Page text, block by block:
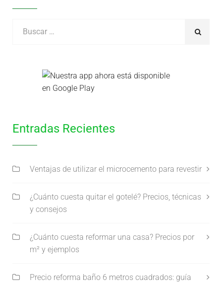
Entradas Recientes
Ventajas de utilizar el microcemento para revestir
¿Cuánto cuesta quitar el gotelé? Precios, técnicas
y consejos
¿Cuánto cuesta reformar una casa? Precios por
m² y ejemplos
Precio reforma baño 6 metros cuadrados: guía